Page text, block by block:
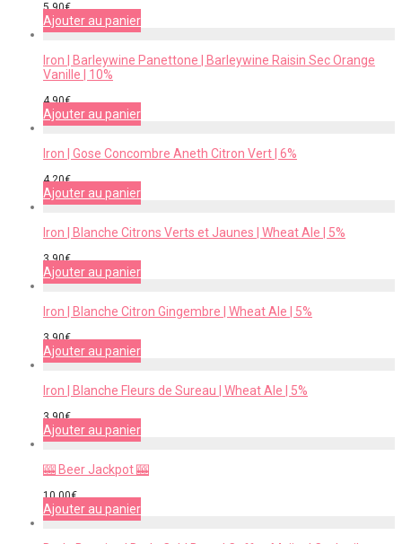
5,90€
Ajouter au panier
Iron | Barleywine Panettone | Barleywine Raisin Sec Orange
Vanille | 10%
4,90€
Ajouter au panier
Iron | Gose Concombre Aneth Citron Vert | 6%
4,20€
Ajouter au panier
Iron | Blanche Citrons Verts et Jaunes | Wheat Ale | 5%
3,90€
Ajouter au panier
Iron | Blanche Citron Gingembre | Wheat Ale | 5%
3,90€
Ajouter au panier
Iron | Blanche Fleurs de Sureau | Wheat Ale | 5%
3,90€
Ajouter au panier
🎰 Beer Jackpot 🎰
10,00€
Ajouter au panier